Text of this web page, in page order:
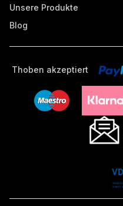
Unsere Produkte
Blog
Thoben akzeptiert